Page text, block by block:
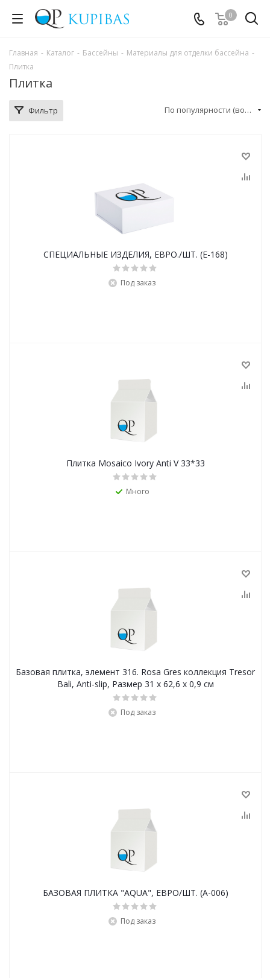
0
Главная - Каталог - Бассейны - Материалы для отделки бассейна -
Плитка
Плитка
Фильтр По популярности (возрастание)
СПЕЦИАЛЬНЫЕ ИЗДЕЛИЯ, ЕВРО./ШТ. (E-168)
Под заказ
Плитка Mosaico Ivory Anti V 33*33
Много
Базовая плитка, элемент 316. Rosa Gres коллекция Tresor
Bali, Anti-slip, Размер 31 х 62,6 х 0,9 см
Под заказ
БАЗОВАЯ ПЛИТКА "AQUA", ЕВРО/ШТ. (A-006)
Под заказ